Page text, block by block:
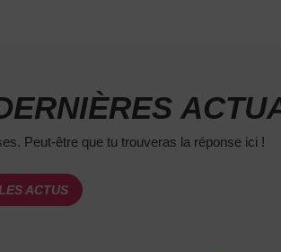
Peut-être que tu trouveras la réponse ici !
ACTUS